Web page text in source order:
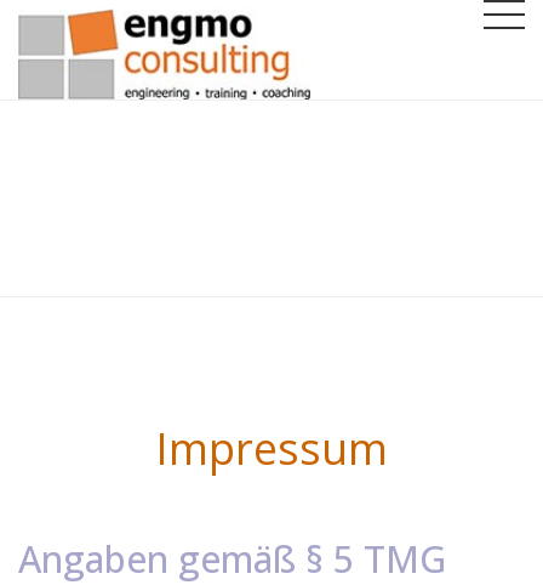
Impressum
Angaben gemäß § 5 TMG